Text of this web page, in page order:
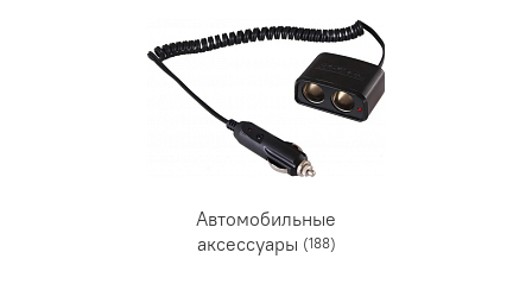
Автомобильные
аксессуары (188)